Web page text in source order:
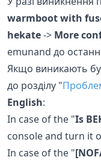
warmboot with
hekate-> More
emunand до
Якщо виникають
до розділу "
English:
In case of the "Is
console and turn it
In case of the "